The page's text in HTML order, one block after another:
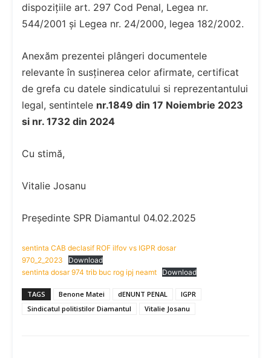
dispozițiile art. 297 Cod Penal, Legea nr.
544/2001 și Legea nr. 24/2000, legea 182/2002.
Anexăm prezentei plângeri documentele
relevante în susținerea celor afirmate, certificat
de grefa cu datele sindicatului si reprezentantului
legal, sentintele nr.1849 din 17 Noiembrie 2023
si nr. 1732 din 2024
Cu stimă,
Vitalie Josanu
Președinte SPR Diamantul 04.02.2025
sentinta CAB declasif ROF ilfov vs IGPR dosar
970_2_2023
Download
sentinta dosar 974 trib buc rog ipj neamt
Download
TAGS Benone Matei dENUNT PENAL
IGPR
Sindicatul politistilor Diamantul
Vitalie Josanu